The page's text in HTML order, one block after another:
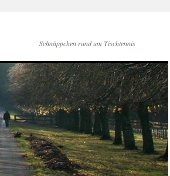
Schnäppchen rund um Tischtennis